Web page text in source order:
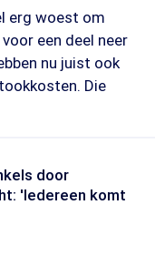
erg woest om
een deel neer
nu juist ook
Die
door
'Iedereen komt